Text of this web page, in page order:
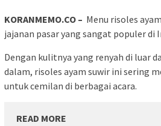
KORANMEMO.CO – Menu risoles
jajanan pasar yang sangat populer di
Dengan kulitnya yang renyah di luar
dalam, risoles ayam suwir ini sering
untuk cemilan di berbagai acara.
READ MORE